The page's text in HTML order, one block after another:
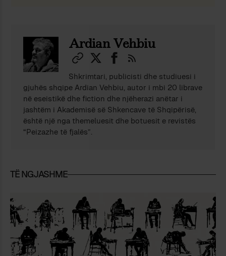
Ardian Vehbiu
Shkrimtari, publicisti dhe studiuesi i
gjuhës shqipe Ardian Vehbiu, autor i mbi 20 librave
në eseistikë dhe fiction dhe njëherazi anëtar i
jashtëm i Akademisë së Shkencave të Shqipërisë,
është një nga themeluesit dhe botuesit e revistës
“Peizazhe të fjalës”.
TË NGJASHME